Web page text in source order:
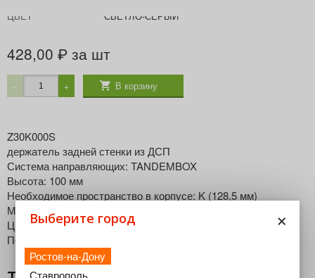
ЦВЕТ
СВЕТЛО-СЕРЫЙ
428,00 ₽ за шт
− + В корзину
Z30K000S
держатель задней стенки из ДСП
Система направляющих: TANDEMBOX
Высота: 100 мм
Необходимое пространство в корпусе: K (128,5 мм)
Материал: Сталь
Цвет / Поверхность: RAL 9006 металлически-серый.
Перечень артикулов: лев.
×
Выберите город
Ростов-на-Дону
Ставрополь